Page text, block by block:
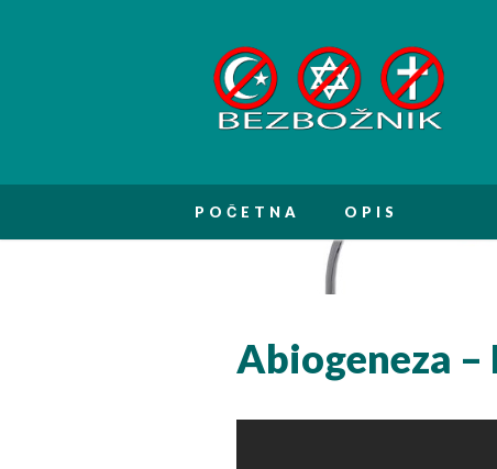
Main menu
POČETNA OPIS
Abiogeneza